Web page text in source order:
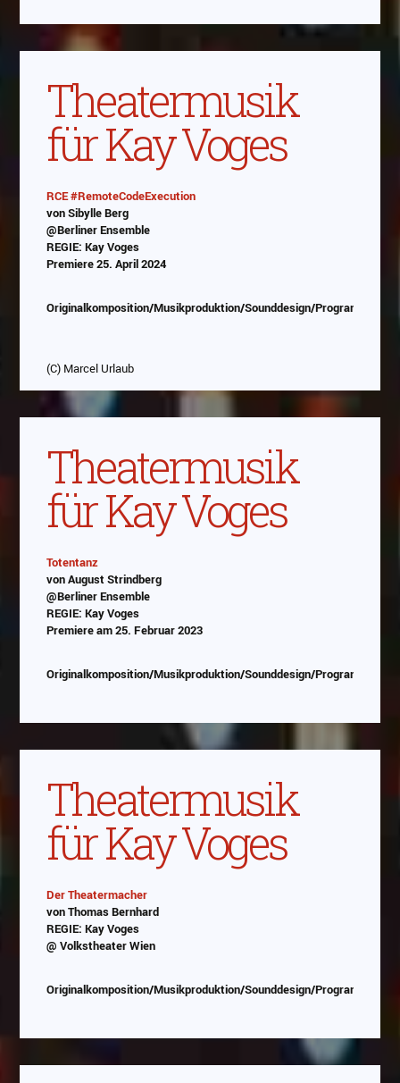
Abspielen
Das Video wird von Youtube eingebettet
Google
Theatermusik
für Kay Voges
Abspielen
Das Video wird von Youtube eingebettet
abespielt. Es gilt die
RCE #RemoteCodeExecution
von Sibylle Berg
@Berliner Ensemble
REGIE: Kay Voges
Premiere 25. April 2024
Originalkomposition/Musikproduktion/Sounddesign/
(C) Marcel Urlaub
Theatermusik
für Kay Voges
Abspielen
Das Video wird von Youtube eingebettet
Totentanz
von August Strindberg
@Berliner Ensemble
REGIE: Kay Voges
Premiere am 25. Februar 2023
Originalkomposition/Musikproduktion/Sounddesign/
Theatermusik
für Kay Voges
Abspielen
Das Video wird von Youtube eingebettet
Google
Der Theatermacher
von Thomas Bernhard
REGIE: Kay Voges
@ Volkstheater Wien
Originalkomposition/Musikproduktion/Sounddesign/